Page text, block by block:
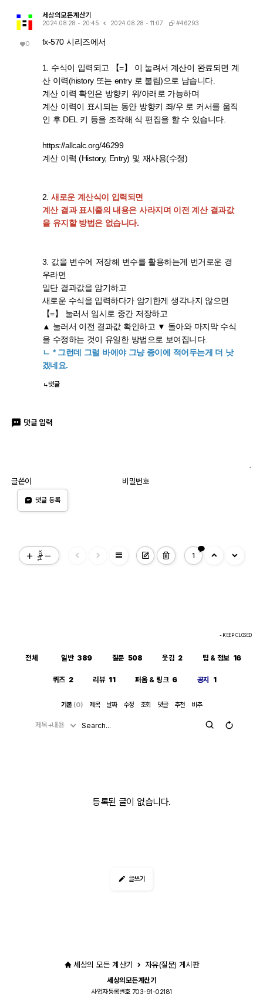
0
세상의모든계산기
2024.08.28 - 20:45 2024.08.28 - 11:07 #46293
fx-570 시리즈에서
1. 수식이 입력되고 【=】 이 눌려서 계산이 완료되면 계
산 이력(history 또는 entry 로 불림)으로 남습니다.
계산 이력 확인은 방향키 위/아래로 가능하며
계산 이력이 표시되는 동안 방향키 좌/우 로 커서를 움직
인 후 DEL 키 등을 조작해 식 편집을 할 수 있습니다.
https://allcalc.org/46299
계산 이력 (History, Entry) 및 재사용(수정)
2.새로운 계산식이 입력되면
계산 결과 표시줄의 내용은 사라지며 이전 계산 결과값
을 유지할 방법은 없습니다.
3. 값을 변수에 저장해 변수를 활용하는게 번거로운 경
우라면
일단 결과값을 암기하고
새로운 수식을 입력하다가 암기한게 생각나지 않으면
【=】 눌러서 임시로 중간 저장하고
▲ 눌러서 이전 결과값 확인하고 ▼ 돌아와 마지막 수식
을 수정하는 것이 유일한 방법으로 보여집니다.
ㄴ * 그런데 그럴 바에야 그냥 종이에 적어두는게 더 낫
겠네요.
댓글
댓글 입력
글쓴이 비밀번호
댓글 등록
14px view_headline 1
- KEEP CLOSED
전체 일반 389 질문 508 웃김 2 팁 & 정보 16
퀴즈 2 리뷰 11 퍼옴 & 링크 6 공지 1
기본 (0) 제목 날짜 수정 조회 댓글 추천 비추
제목+내용
등록된 글이 없습니다.
글쓰기
세상의 모든 계산기 자유(질문) 게시판
세상의모든계산기
사업자등록번호 703-91-02181